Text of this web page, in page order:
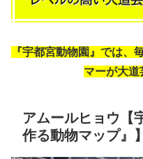
『宇都宮動物園』では、
マーが大道
アムールヒョウ【
作る動物マップ』】